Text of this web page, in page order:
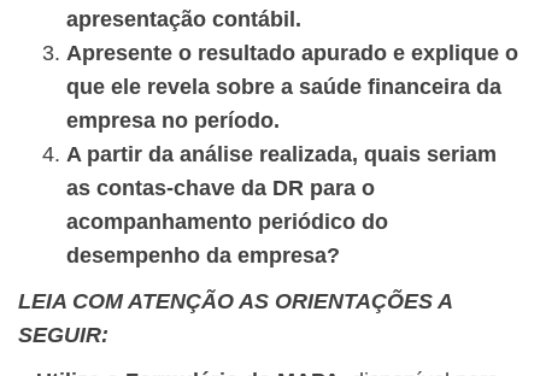
apresentação contábil.
Apresente o resultado apurado e explique o
que ele revela sobre a saúde financeira da
empresa no período.
A partir da análise realizada, quais seriam
as contas-chave da DR para o
acompanhamento periódico do
desempenho da empresa?
​LEIA COM ATENÇÃO AS ORIENTAÇÕES A
SEGUIR: